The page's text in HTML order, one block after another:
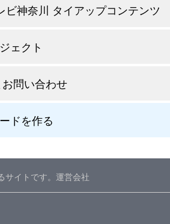
ビ神奈川 タイアップコンテンツ
ェクト
問い合わせ
ドを作る
イトです。 運営会社